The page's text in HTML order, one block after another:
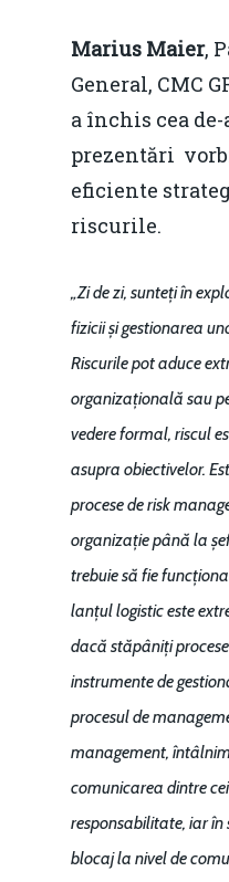
Marius Maier,
General, CMC
a închis cea de-
prezentări
eficiente
riscurile.
„Zi de zi, sunteți în
fizicii și gestionarea
Riscurile pot aduce
organizațională sau
vedere formal, riscul
asupra obiectivelor.
procese de risk
organizație până la
trebuie să fie
lanțul logistic este
dacă stăpâniți
instrumente de
procesul de
management,
comunicarea dintre
responsabilitate, iar
blocaj la nivel de